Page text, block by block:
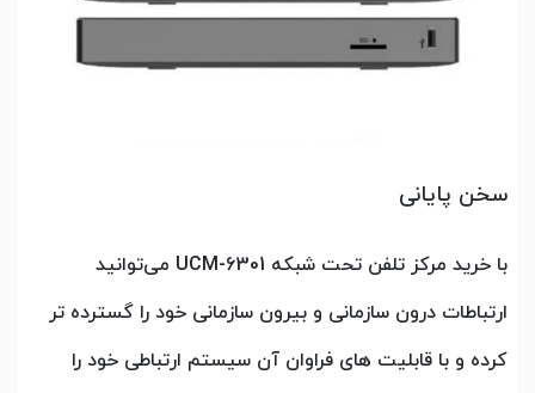
سخن پایانی
با خرید مرکز تلفن تحت شبکه UCM-6301 می‌توانید
ارتباطات درون سازمانی و بیرون سازمانی خود را گسترده تر
کرده و با قابلیت های فراوان آن سیستم ارتباطی خود را